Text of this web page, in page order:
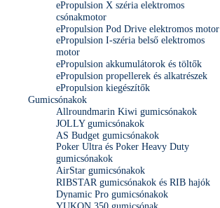
ePropulsion X széria elektromos
csónakmotor
ePropulsion Pod Drive elektromos motor
ePropulsion I-széria belső elektromos
motor
ePropulsion akkumulátorok és töltők
ePropulsion propellerek és alkatrészek
ePropulsion kiegészítők
Gumicsónakok
Allroundmarin Kiwi gumicsónakok
JOLLY gumicsónakok
AS Budget gumicsónakok
Poker Ultra és Poker Heavy Duty
gumicsónakok
AirStar gumicsónakok
RIBSTAR gumicsónakok és RIB hajók
Dynamic Pro gumicsónakok